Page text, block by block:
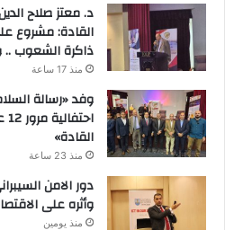
د. معتز صلاح
القادة: مشروع
ذاكرة الشعوب ..
منذ 17 ساعة
وفد «رسالة
القادة»
منذ 23 ساعة
دور الامن
وأثره على
منذ يومين